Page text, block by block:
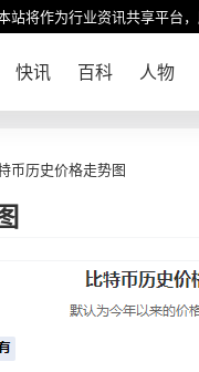
将作为行业资讯共享平台
快讯 百科 人物
币历史价格走势图